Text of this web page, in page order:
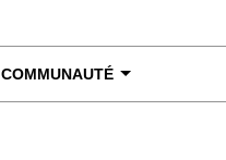
COMMUNAUTÉ